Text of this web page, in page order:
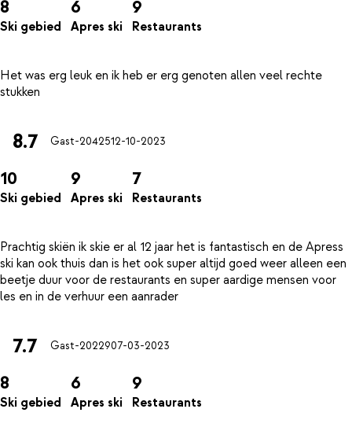
8
Ski gebied
6
Apres ski
9
Restaurants
Het was erg leuk en ik heb er erg genoten allen veel rechte
8.7 Gast-2042512-10-2023
10
Ski gebied
9
Apres ski
7
Restaurants
Prachtig skiën ik skie er al 12 jaar het is fantastisch en de Apress
ski kan ook thuis dan is het ook super altijd goed weer alleen een
beetje duur voor de restaurants en super aardige mensen voor
7.7 Gast-2022907-03-2023
8
Ski gebied
6
Apres ski
9
Restaurants